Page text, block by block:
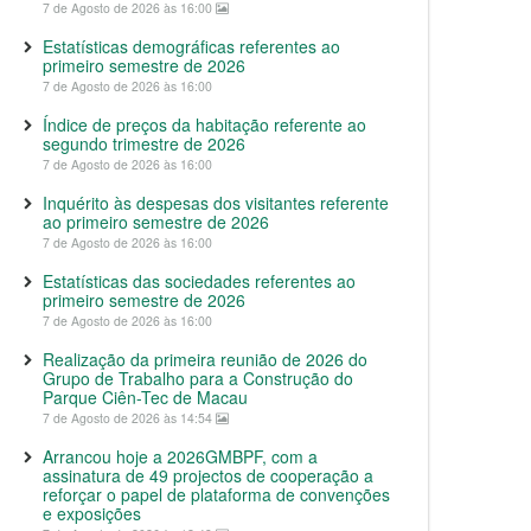
7 de Agosto de 2026 às 16:00
Estatísticas demográficas referentes ao
primeiro semestre de 2026
7 de Agosto de 2026 às 16:00
Índice de preços da habitação referente ao
segundo trimestre de 2026
7 de Agosto de 2026 às 16:00
Inquérito às despesas dos visitantes referente
ao primeiro semestre de 2026
7 de Agosto de 2026 às 16:00
Estatísticas das sociedades referentes ao
primeiro semestre de 2026
7 de Agosto de 2026 às 16:00
Realização da primeira reunião de 2026 do
Grupo de Trabalho para a Construção do
Parque Ciên-Tec de Macau
7 de Agosto de 2026 às 14:54
Arrancou hoje a 2026GMBPF, com a
assinatura de 49 projectos de cooperação a
reforçar o papel de plataforma de convenções
e exposições